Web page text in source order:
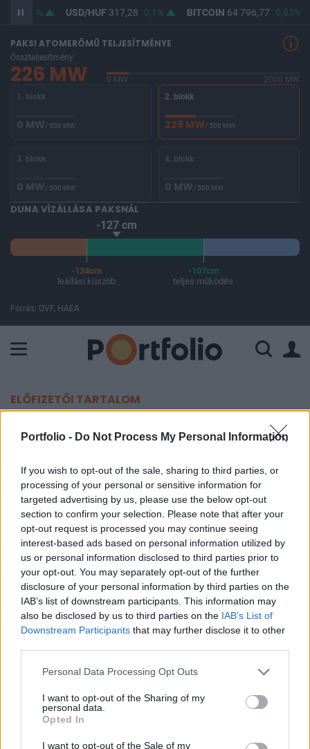
Portfolio - Do Not Process My Personal Information
If you wish to opt-out of the sale, sharing to third parties, or
processing of your personal or sensitive information for
targeted advertising by us, please use the below opt-out
section to confirm your selection. Please note that after your
opt-out request is processed you may continue seeing
interest-based ads based on personal information utilized by
us or personal information disclosed to third parties prior to
your opt-out. You may separately opt-out of the further
disclosure of your personal information by third parties on the
IAB’s list of downstream participants. This information may
also be disclosed by us to third parties on the IAB’s List of
Downstream Participants that may further disclose it to other
Personal Data Processing Opt Outs
I want to opt-out of the Sharing of my
personal data.
Opted In
I want to opt-out of the Sale of my
0,1% USD/HUF317,28 0,1% BITCOIN64 796,77 0,83%
PAKSI ATOMERŐMŰ TELJESÍTMÉNYE
Összteljesítmény
226 MW 0 MW
2000 MW
1. blokk
0 MW/ 500 MW
2. blokk
226 MW/ 500 MW
3. blokk
0 MW/ 500 MW
4. blokk
0 MW/ 500 MW
DUNA VÍZÁLLÁSA PAKSNÁL
-127 cm
-134cm
leállási küszöb
-107cm
teljes működés
Forrás: OVF, HAEA
ELŐFIZETŐI TARTALOM
Dinamikusan nőtt a magyar
Portfolio
2019. december 05. 09:00
Októberben is dinamikusan, 6,2%-kal nőtt a
kiskereskedelmi forgalom Magyarországon az
előző év azonos időszakához képest.
A szeptemberi 5,7% után októberben 6,2%-kal nőtt a
kiskereskedelmi forgalom a KSH friss adatai szerint, vagyis
ősszel is kitartott a magyarok vásárlási kedve. Az adatok
magyar gazdaság számára, miután fennmaradt a gyors
foglalkoztatás is rekordmagasságban van, mindez...